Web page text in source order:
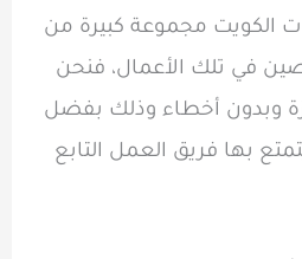
الكويت مجموعة كبيرة من
في تلك الأعمال، فنحن
وبدون أخطاء وذلك بفضل
بها فريق العمل التابع